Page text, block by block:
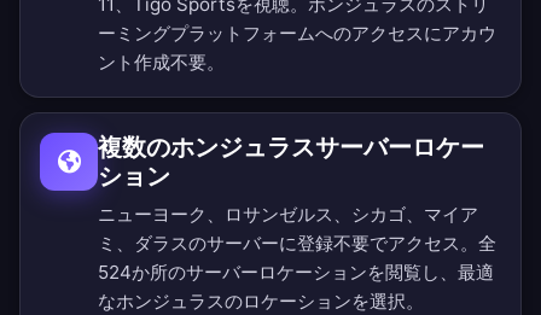
11、Tigo Sportsを視聴。ホンジュラスのストリ
ーミングプラットフォームへのアクセスにアカウ
ント作成不要。
複数のホンジュラスサーバーロケー
ション
ニューヨーク、ロサンゼルス、シカゴ、マイア
ミ、ダラスのサーバーに登録不要でアクセス。 全
524か所のサーバーロケーションを閲覧し、最適
なホンジュラスのロケーションを選択。